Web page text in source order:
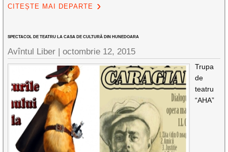
CITEȘTE MAI DEPARTE
SPECTACOL DE TEATRU LA CASA DE CULTURĂ DIN HUNEDOARA
Avîntul Liber |octombrie 12, 2015
Trupa
de
teatru
“AHA”